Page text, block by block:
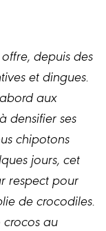
offre, depuis des
et dingues.
aux
densifier ses
chipotons
jours, cet
respect pour
de crocodiles.
crocos au